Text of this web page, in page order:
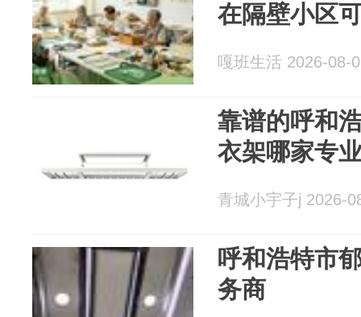
在隔壁小区
嘎班生活 2026-08-
靠谱的呼和
衣架哪家专
青城小宇子j 2026-
呼和浩特市
务商